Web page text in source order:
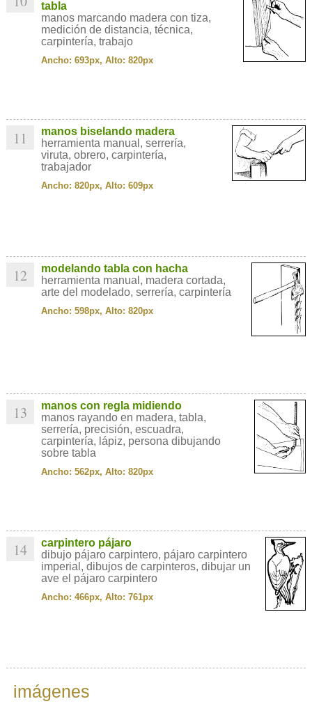
tabla
manos marcando madera con tiza,
medición de distancia, técnica,
carpintería, trabajo
Ancho: 693px, Alto: 820px
11
manos biselando madera
herramienta manual, serrería,
viruta, obrero, carpintería,
trabajador
Ancho: 820px, Alto: 609px
12
modelando tabla con hacha
herramienta manual, madera cortada,
arte del modelado, serrería, carpintería
Ancho: 598px, Alto: 820px
13
manos con regla midiendo
manos rayando en madera, tabla,
serrería, precisión, escuadra,
carpintería, lápiz, persona dibujando
sobre tabla
Ancho: 562px, Alto: 820px
14
carpintero pájaro
dibujo pájaro carpintero, pájaro carpintero
imperial, dibujos de carpinteros, dibujar un
ave el pájaro carpintero
Ancho: 466px, Alto: 761px
imágenes